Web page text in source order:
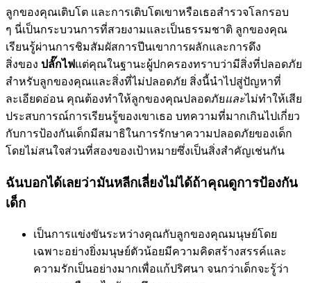
ลูกของคุณเติบโต และการเติบโตเขาหรือเธอสำรวจโลกรอบ
ๆ นี่เป็นกระบวนการที่สวยงามและเป็นธรรมชาติ ลูกของคุณ
เรียนรู้ผ่านการชิมสัมผัสการปีนเขาการผลักและการดึง
สิ่งของ ปลั๊กไฟแต่คุณในฐานะผู้ปกครองทราบว่ามีสิ่งที่ปลอดภัย
สำหรับลูกของคุณและสิ่งที่ไม่ปลอดภัย สิ่งนี้นำไปสู่ปัญหาที่
ละเอียดอ่อน คุณต้องทำให้ลูกของคุณปลอดภัยและไม่ทำให้เสีย
ประสบการณ์การเรียนรู้ของเขาเธอ บทความที่มากเกินไปเกี่ยว
กับการป้องกันเด็กมีสมาธิในการรักษาความปลอดภัยของเด็ก
โดยไม่สนใจส่วนที่สองของเป้าหมายซึ่งเป็นสิ่งสำคัญเช่นกัน
ฉันบอกได้เลยว่ามันหลีกเลี่ยงไม่ได้ถ้าคุณดูการป้องกัน
เด็ก
เป็นการแข่งขันระหว่างคุณกับลูกของคุณมนุษย์โดย
เฉพาะอย่างยิ่งมนุษย์ตัวน้อยมีความคิดสร้างสรรค์และ
ความรักเป็นอย่างมากเพื่อแก้ปริศนา จนกว่าเด็กจะรู้ว่า